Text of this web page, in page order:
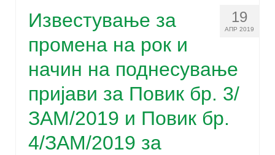
19
АПР 2019
Известување за
промена на рок и
начин на поднесување
пријави за Повик бр. 3/
ЗАМ/2019 и Повик бр.
4/ЗАМ/2019 за